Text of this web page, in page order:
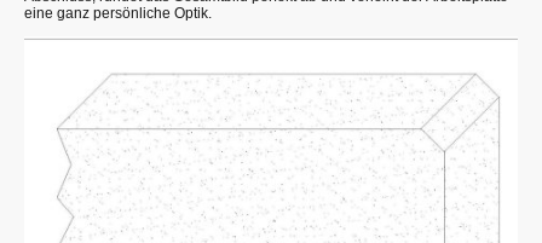
eine ganz persönliche Optik.